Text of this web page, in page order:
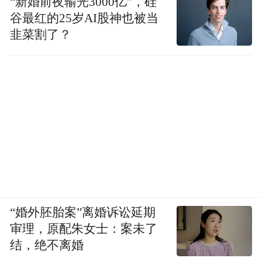
谷最红的25岁AI股神也被当
韭菜割了？
“婚外胚胎案”离婚诉讼延期
审理，原配朱女士：案未了
结，绝不离婚